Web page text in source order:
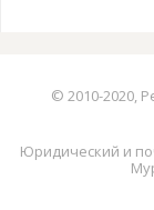
© 2010-2020,
Юридический и